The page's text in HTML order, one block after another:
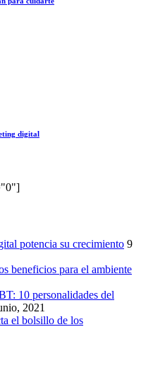
digital
potencia su crecimiento 9
beneficios para el ambiente
10 personalidades del
2021
el bolsillo de los